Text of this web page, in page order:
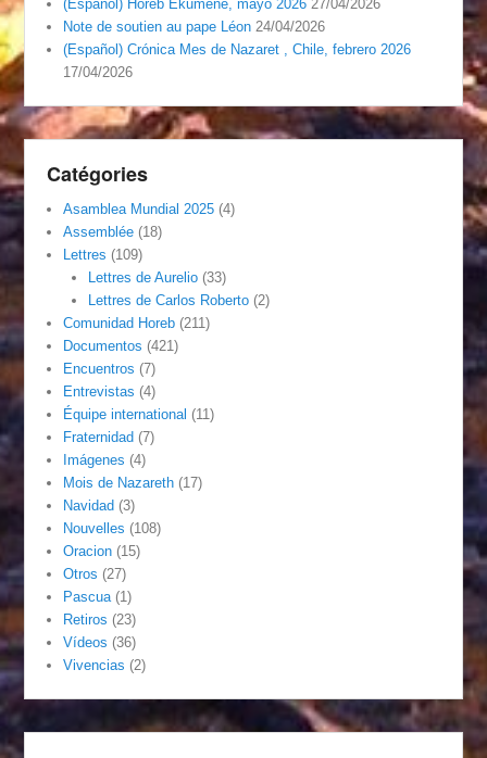
(Español) Horeb Ekumene, mayo 2026 27/04/2026
Note de soutien au pape Léon 24/04/2026
(Español) Crónica Mes de Nazaret , Chile, febrero 2026
17/04/2026
Catégories
Asamblea Mundial 2025 (4)
Assemblée (18)
Lettres (109)
Lettres de Aurelio(33)
Lettres de Carlos Roberto(2)
Comunidad Horeb (211)
Documentos (421)
Encuentros (7)
Entrevistas (4)
Équipe international (11)
Fraternidad (7)
Imágenes (4)
Mois de Nazareth (17)
Navidad (3)
Nouvelles (108)
Oracion (15)
Otros (27)
Pascua (1)
Retiros (23)
Vídeos (36)
Vivencias (2)